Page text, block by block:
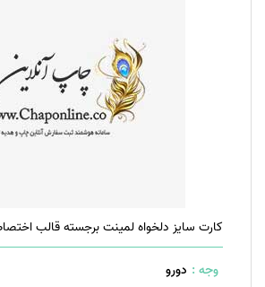
کارت سایز دلخواه لمینت برجسته قالب
وجه : دورو